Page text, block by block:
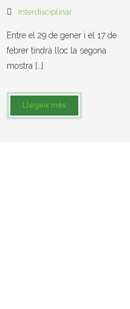
Interdisciplinar
Entre el 29 de gener i el 17 de
febrer tindrà lloc la segona
mostra […]
Llegeix més